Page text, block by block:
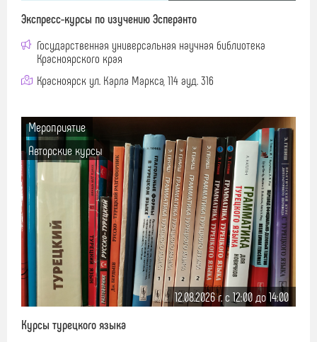
Экспресс-курсы по изучению Эсперанто
Государственная универсальная научная библиотека
Красноярского края
Красноярск ул. Карла Маркса, 114 ауд. 316
Мероприятие
Авторские курсы
12.08.2026 г. c 12:00 до 14:00
Курсы турецкого языка